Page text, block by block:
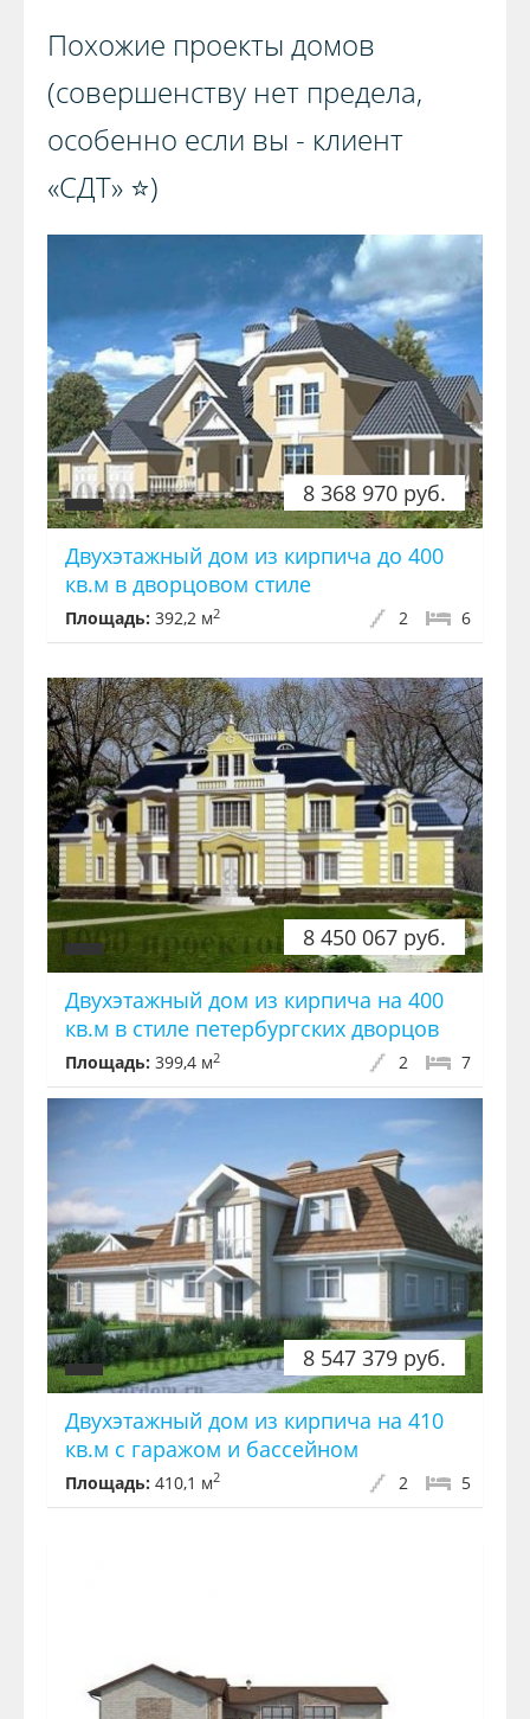
Похожие проекты домов
(совершенству нет предела,
особенно если вы - клиент
«СДТ» ⭐️)️
8 368 970 руб.
Двухэтажный дом из кирпича до 400
кв.м в дворцовом стиле
Площадь: 392,2 м2 6
2
8 450 067 руб.
Двухэтажный дом из кирпича на 400
кв.м в стиле петербургских дворцов
Площадь: 399,4 м2 7
2
8 547 379 руб.
Двухэтажный дом из кирпича на 410
кв.м с гаражом и бассейном
Площадь: 410,1 м2 5
2